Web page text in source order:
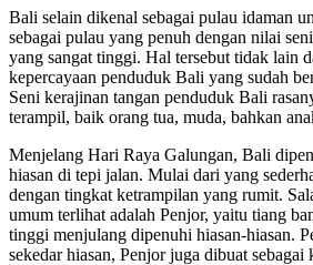
Bali selain dikenal sebagai pulau idaman
sebagai pulau yang penuh dengan nilai
yang sangat tinggi. Hal tersebut tidak lain
kepercayaan penduduk Bali yang sudah
Seni kerajinan tangan penduduk Bali
terampil, baik orang tua, muda, bahkan
Menjelang Hari Raya Galungan, Bali
hiasan di tepi jalan. Mulai dari yang
dengan tingkat ketrampilan yang rumit.
umum terlihat adalah Penjor, yaitu tiang
tinggi menjulang dipenuhi hiasan-hiasan.
sekedar hiasan, Penjor juga dibuat